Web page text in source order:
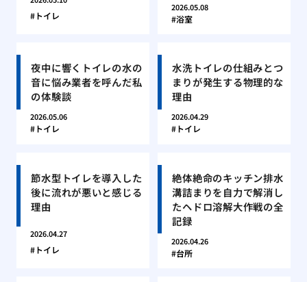
トイレ
2026.05.08
浴室
夜中に響くトイレの水の
音に悩み業者を呼んだ私
の体験談
2026.05.06
トイレ
水洗トイレの仕組みとつ
まりが発生する物理的な
理由
2026.04.29
トイレ
節水型トイレを導入した
後に流れが悪いと感じる
理由
2026.04.27
トイレ
絶体絶命のキッチン排水
溝詰まりを自力で解消し
たヘドロ溶解大作戦の全
記録
2026.04.26
台所